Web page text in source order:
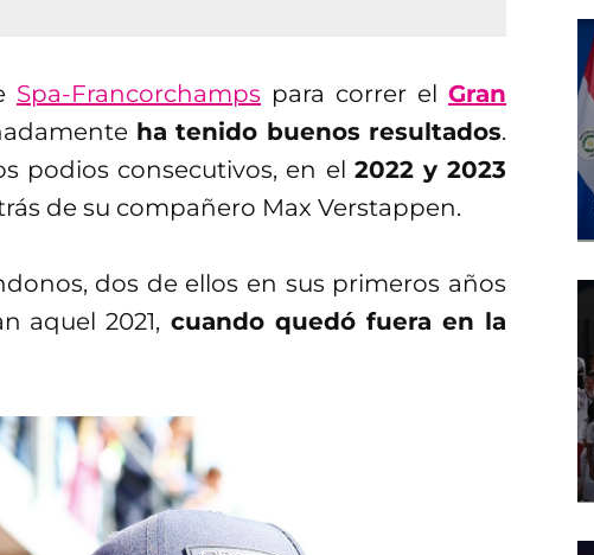
Spa-Francorchamps para correr el Gran
ha tenido buenos resultados.
podios consecutivos, en el 2022 y 2023
de su compañero Max Verstappen.
dos de ellos en sus primeros años
aquel 2021, cuando quedó fuera en la